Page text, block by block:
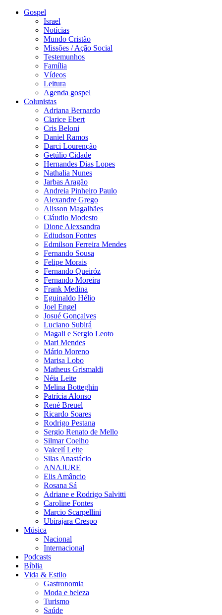
Gospel
Israel
Notícias
Mundo Cristão
Missões / Ação Social
Testemunhos
Família
Vídeos
Leitura
Agenda gospel
Colunistas
Adriana Bernardo
Clarice Ebert
Cris Beloni
Daniel Ramos
Darci Lourenção
Getúlio Cidade
Hernandes Dias Lopes
Nathalia Nunes
Jarbas Aragão
Andreia Pinheiro Paulo
Alexandre Grego
Alisson Magalhães
Cláudio Modesto
Dione Alexsandra
Ediudson Fontes
Edmilson Ferreira Mendes
Fernando Sousa
Felipe Morais
Fernando Queiróz
Fernando Moreira
Frank Medina
Eguinaldo Hélio
Joel Engel
Josué Gonçalves
Luciano Subirá
Magali e Sergio Leoto
Mari Mendes
Mário Moreno
Marisa Lobo
Matheus Grismaldi
Néia Leite
Melina Botteghin
Patrícia Alonso
René Breuel
Ricardo Soares
Rodrigo Pestana
Sergio Renato de Mello
Silmar Coelho
Valcelí Leite
Silas Anastácio
ANAJURE
Elis Amâncio
Rosana Sá
Adriane e Rodrigo Salvitti
Caroline Fontes
Marcio Scarpellini
Ubirajara Crespo
Música
Nacional
Internacional
Podcasts
Bíblia
Vida & Estilo
Gastronomia
Moda e beleza
Turismo
Saúde